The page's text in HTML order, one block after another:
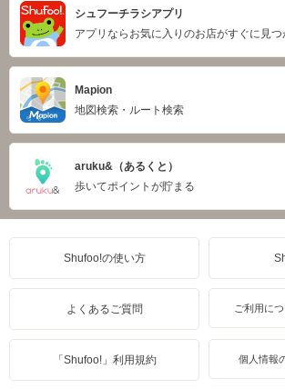
シュフーチラシアプリ
アプリならお気に入りのお店がすぐに見つ
Mapion
地図検索・ルート検索
aruku&（あるくと）
歩いてポイントが貯まる
Shufoo!の使い方
よくあるご質問 ご利用に
「Shufoo!」利用規約 個人情報